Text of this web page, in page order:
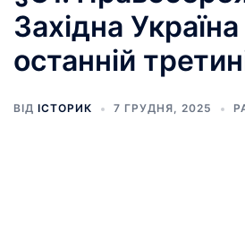
Західна Україна
останній
ВІД ІСТОРИК 7 ГРУДНЯ, 2025